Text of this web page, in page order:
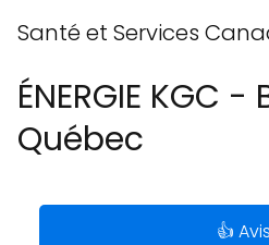
Santé et Services
ÉNERGIE KGC
Québec
👍 Avis